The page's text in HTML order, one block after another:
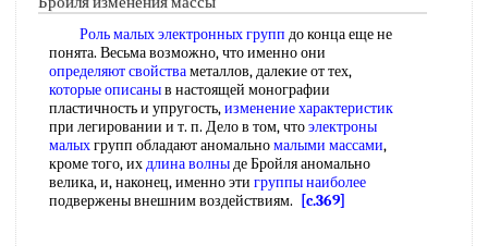
Роль малыхэлектронных групп до конца еще не
понята. Весьма возможно, что именно они
определяют свойстваметаллов, далекие от тех,
которые описаныв настоящей монографии
пластичность и упругость,изменение характеристик
при легировании и т. п. Дело в том, чтоэлектроны
малыхгрупп обладают аномальномалыми массами,
кроме того, ихдлина волныде Бройля аномально
велика, и, наконец, именно эти группы наиболее
подвержены внешним воздействиям.
[c.369]